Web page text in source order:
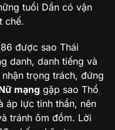
tuổi Dần có vận
chế.
được sao Thái
danh, danh tiếng và
trọng trách, đứng
mạng gặp sao Thổ
áp lực tinh thần, nên
tránh ôm đồm. Lời